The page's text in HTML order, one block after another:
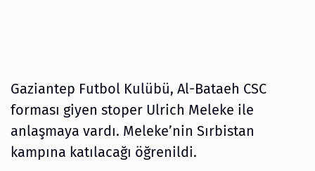
Gaziantep Futbol Kulübü, Al-Bataeh CSC
forması giyen stoper Ulrich Meleke ile
anlaşmaya vardı. Meleke’nin Sırbistan
kampına katılacağı öğrenildi.